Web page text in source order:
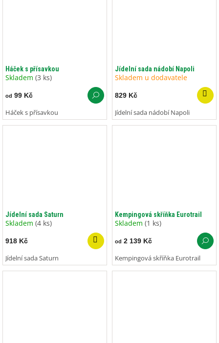
Háček s přísavkou
Skladem (3 ks)
od 99 Kč
Háček s přísavkou
Jídelní sada nádobí Napoli
Skladem u dodavatele
829 Kč
Jídelní sada nádobí Napoli
Jídelní sada Saturn
Skladem (4 ks)
918 Kč
Jídelní sada Saturn
Kempingová skříňka Eurotrail
Skladem (1 ks)
od 2 139 Kč
Kempingová skříňka Eurotrail